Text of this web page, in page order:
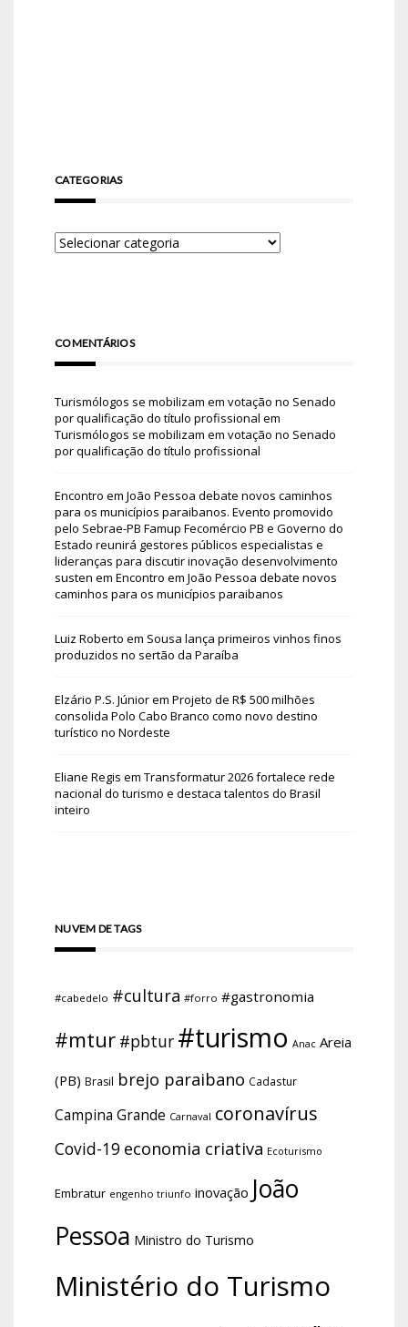
CATEGORIAS
COMENTÁRIOS
Turismólogos se mobilizam em votação no Senado
por qualificação do título profissional em
Turismólogos se mobilizam em votação no Senado
por qualificação do título profissional
Encontro em João Pessoa debate novos caminhos
para os municípios paraibanos. Evento promovido
pelo Sebrae-PB Famup Fecomércio PB e Governo do
Estado reunirá gestores públicos especialistas e
lideranças para discutir inovação desenvolvimento
susten em Encontro em João Pessoa debate novos
caminhos para os municípios paraibanos
Luiz Roberto em Sousa lança primeiros vinhos finos
produzidos no sertão da Paraíba
Elzário P.S. Júniorem Projeto de R$ 500 milhões
consolida Polo Cabo Branco como novo destino
turístico no Nordeste
Eliane Regis em Transformatur 2026 fortalece rede
nacional do turismo e destaca talentos do Brasil
inteiro
NUVEM DE TAGS
#cabedelo #cultura #forro #gastronomia
#mtur #pbtur #turismo Anac Areia
(PB) Brasil brejo paraibano Cadastur
Campina Grande Carnaval coronavírus
Covid-19 economia criativa Ecoturismo
Embratur engenho triunfo inovação João
Pessoa Ministro do Turismo
Ministério do Turismo